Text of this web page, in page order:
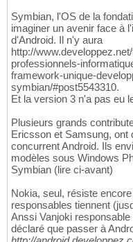
Symbian, l'OS de la
imaginer un avenir face à
d'Android. Il n'y aura
http://
professionnels-
framework-unique-
symbian/#post5543310.
Et la version 3 n'a pas eu
Plusieurs grands
Ericsson et Samsung, ont
concurrent Android. Ils
modèles sous Windows
Symbian (lire ci-avant)
Nokia, seul, résiste
responsables tiennent
Anssi Vanjoki
déclaré que passer à